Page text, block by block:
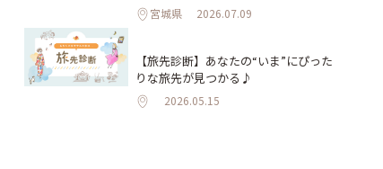
宮城県 2026.07.09
【旅先診断】あなたの“いま”にぴった
りな旅先が見つかる♪
2026.05.15